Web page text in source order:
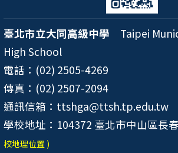
臺北市立大同高級中學 Taipei
High School
電話：(02) 2505-4269
傳真：(02) 2507-2094
通訊信箱：ttshga@ttsh.tp.edu.tw
學校地址：104372 臺北市中山區長
校地理位置 )